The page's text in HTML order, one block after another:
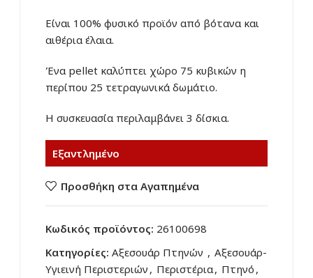
Είναι 100% φυσικό προϊόν από βότανα και
αιθέρια έλαια.
Ένα pellet καλύπτει χώρο 75 κυβικών η
περίπου 25 τετραγωνικά δωμάτιο.
Η συσκευασία περιλαμβάνει 3 δίσκια.
Εξαντλημένο
Προσθήκη στα Αγαπημένα
Κωδικός προϊόντος: 26100698
Κατηγορίες: Αξεσουάρ Πτηνών , Αξεσουάρ-
Υγιεινή Περιστεριών , Περιστέρια, Πτηνό ,